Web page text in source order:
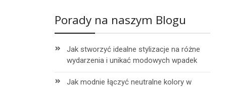
Porady na naszym Blogu
Jak stworzyć idealne stylizacje na różne
wydarzenia i unikać modowych wpadek
Jak modnie łączyć neutralne kolory w